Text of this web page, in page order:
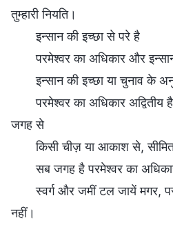
तुम्हारी नियति।
इन्सान की इच्छा से परे है
परमेश्वर का अधिकार और
इन्सान की इच्छा या चुनाव के
परमेश्वर का अधिकार
जगह से
किसी चीज़ या आकाश से,
सब जगह है परमेश्वर का
स्वर्ग और जमीं टल जायें मगर,
नहीं।